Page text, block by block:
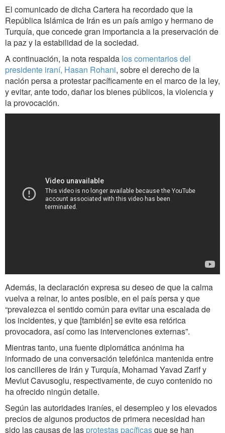
El comunicado de dicha Cartera ha recordado que la
República Islámica de Irán es un país amigo y hermano de
Turquía, que concede gran importancia a la preservación de
la paz y la estabilidad de la sociedad.
A continuación, la nota respalda los comentarios del
presidente iraní, Hasan Rohani, sobre el derecho de la
nación persa a protestar pacíficamente en el marco de la ley,
y evitar, ante todo, dañar los bienes públicos, la violencia y
la provocación.
Además, la declaración expresa su deseo de que la calma
vuelva a reinar, lo antes posible, en el país persa y que
“prevalezca el sentido común para evitar una escalada de
los incidentes, y que [también] se evite esa retórica
provocadora, así como las intervenciones externas”.
Mientras tanto, una fuente diplomática anónima ha
informado de una conversación telefónica mantenida entre
los cancilleres de Irán y Turquía, Mohamad Yavad Zarif y
Mevlut Cavusoglu, respectivamente, de cuyo contenido no
ha ofrecido ningún detalle.
Según las autoridades iraníes, el desempleo y los elevados
precios de algunos productos de primera necesidad han
sido las causas de las protestas pacíficasque se han